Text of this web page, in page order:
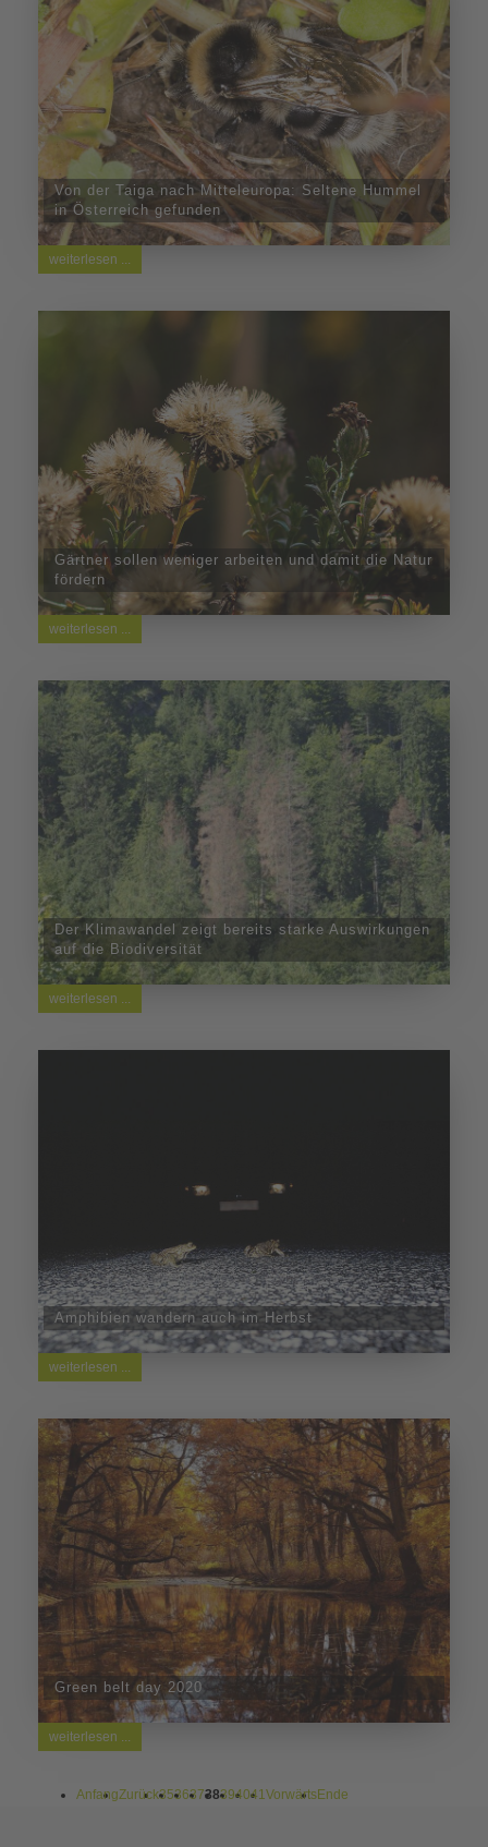
Von der Taiga nach Mitteleuropa: Seltene Hummel
in Österreich gefunden
weiterlesen ...
Gärtner sollen weniger arbeiten und damit die Natur
fördern
weiterlesen ...
Der Klimawandel zeigt bereits starke Auswirkungen
auf die Biodiversität
weiterlesen ...
Amphibien wandern auch im Herbst
weiterlesen ...
Green belt day 2020
weiterlesen ...
AnfangZurück35363738394041 VorwärtsEnde